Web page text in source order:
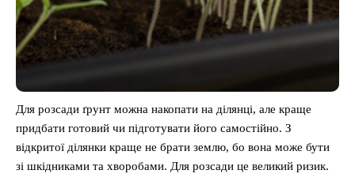
Для розсади ґрунт можна накопати на ділянці, але краще
придбати готовий чи підготувати його самостійно. З
відкритої ділянки краще не брати землю, бо вона може бути
зі шкідниками та хворобами. Для розсади це великий ризик.